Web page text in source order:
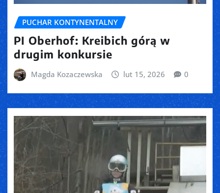
PUCHAR KONTYNENTALNY
PI Oberhof: Kreibich górą w
drugim konkursie
Magda Kozaczewska lut 15, 2026 0